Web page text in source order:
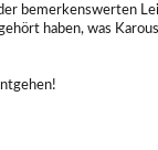
bemerkenswerten
haben, was